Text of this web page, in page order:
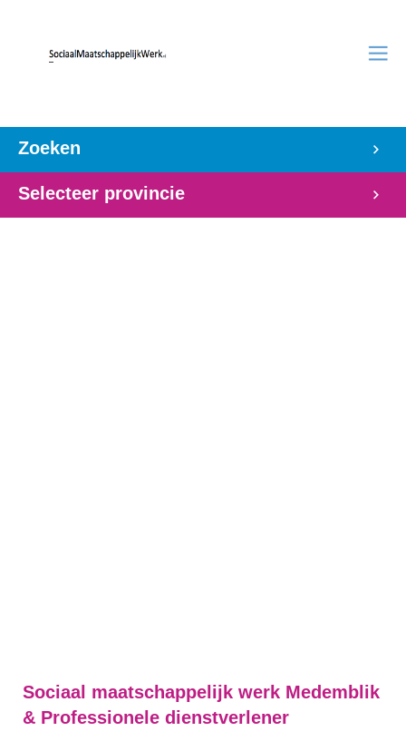
Zoeken
Selecteer provincie
Sociaal maatschappelijk werk Medemblik
& Professionele dienstverlener